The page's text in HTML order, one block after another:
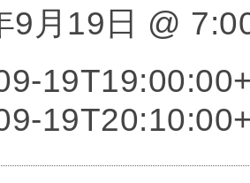
9月19日 @